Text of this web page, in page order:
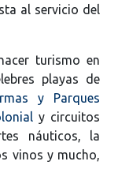
al servicio del
turismo en
playas de
y Parques
y circuitos
náuticos, la
vinos y mucho,